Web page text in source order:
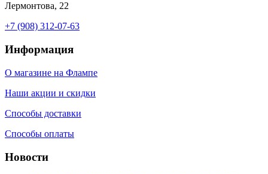
Лермонтова, 22
+7 (908) 312-07-63
Информация
О магазине на Флампе
Наши акции и скидки
Способы доставки
Способы оплаты
Новости